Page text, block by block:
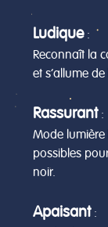
Ludique:
Reconnaît la
et s’allume
Rassurant:
Mode lumière
possibles
noir.
Apaisant: